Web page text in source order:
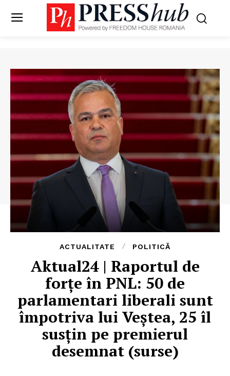
ACTUALITATE POLITICĂ
Aktual24 | Raportul de
forțe în PNL: 50 de
parlamentari liberali sunt
împotriva lui Veștea, 25 îl
susțin pe premierul
desemnat (surse)